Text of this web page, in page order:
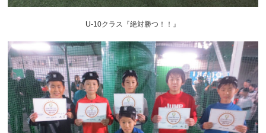
U-10クラス『絶対勝つ！！』